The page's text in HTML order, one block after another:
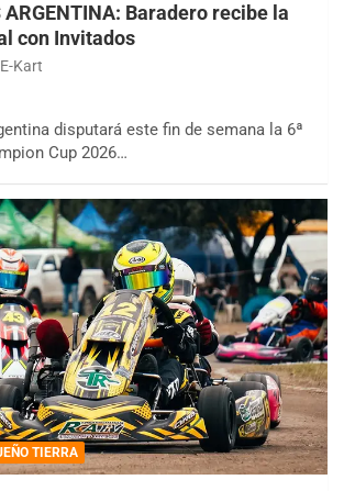
ARGENTINA: Baradero recibe la
con Invitados
E-Kart
disputará este fin de semana la 6ª
Cup 2026…
TIERRA